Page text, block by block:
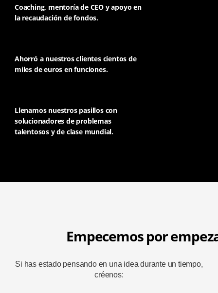
Coaching, mentoría de CEO y apoyo en
la recaudación de fondos.
Ahorró a nuestros clientes cientos de
miles de euros en funciones.
Llenamos nuestros pasillos con
solucionadores de problemas
talentosos y de clase mundial.
Empecemos por
Si has estado pensando en una idea durante un tiempo,
créenos: